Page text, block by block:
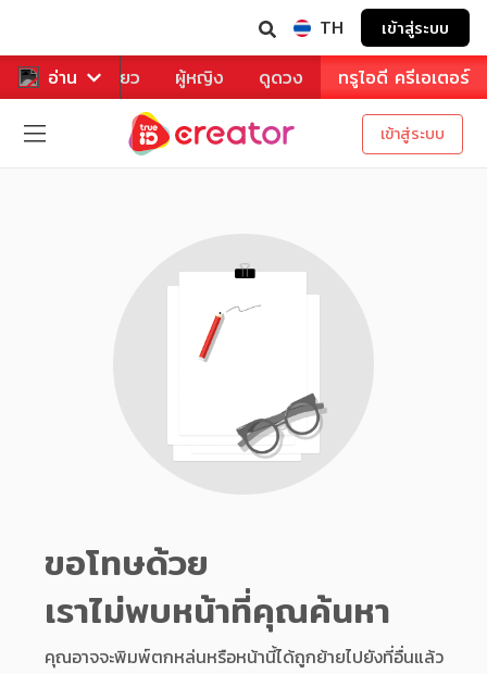
TH เข้าสู่ระบบ
อ่าน
หาร ท่องเที่ยว ผู้หญิง ดูดวง ทรูไอดี ครีเอเตอร์
เข้าสู่ระบบ
ขอโทษด้วย
เราไม่พบหน้าที่คุณค้นหา
คุณอาจจะพิมพ์ตกหล่นหรือหน้านี้ได้ถูกย้ายไปยังที่อื่นแล้ว